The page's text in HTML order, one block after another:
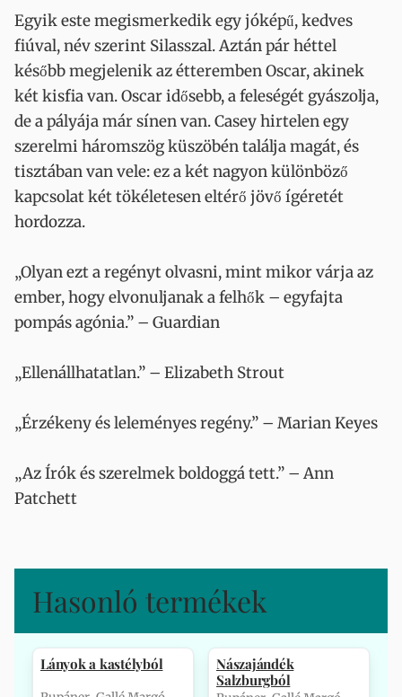
Egyik este megismerkedik egy jóképű, kedves
fiúval, név szerint Silasszal. Aztán pár héttel
később megjelenik az étteremben Oscar, akinek
két kisfia van. Oscar idősebb, a feleségét gyászolja,
de a pályája már sínen van. Casey hirtelen egy
szerelmi háromszög küszöbén találja magát, és
tisztában van vele: ez a két nagyon különböző
kapcsolat két tökéletesen eltérő jövő ígéretét
hordozza.
„Olyan ezt a regényt olvasni, mint mikor várja az
ember, hogy elvonuljanak a felhők – egyfajta
pompás agónia.” – Guardian
„Ellenállhatatlan.” – Elizabeth Strout
„Érzékeny és leleményes regény.” – Marian Keyes
„Az Írók és szerelmek boldoggá tett.” – Ann
Patchett
Hasonló termékek
Lányok a kastélyból
Nászajándék
Salzburgból